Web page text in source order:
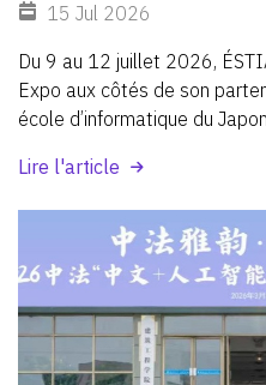
15 Jul 2026
Du 9 au 12 juillet 2026,
Expo aux côtés de son
école d’informatique du
au manga, à l’intelligence
et à la création numérique.
visiteurs une
valorisant un partenariat
Kyoto.
Lire l'article